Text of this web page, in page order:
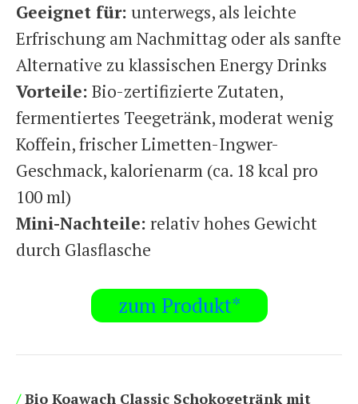
Geeignet für: unterwegs, als leichte
Erfrischung am Nachmittag oder als sanfte
Alternative zu klassischen Energy Drinks
Vorteile: Bio-zertifizierte Zutaten,
fermentiertes Teegetränk, moderat wenig
Koffein, frischer Limetten-Ingwer-
Geschmack, kalorienarm (ca. 18 kcal pro
100 ml)
Mini-Nachteile: relativ hohes Gewicht
durch Glasflasche
zum Produkt*
/Bio Koawach Classic Schokogetränk mit